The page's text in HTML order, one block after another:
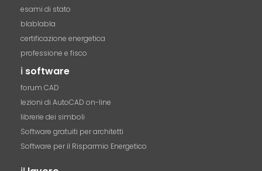
esami di stato
blablabla
certificazione energetica
professione e fisco
i software
forum CAD
lezioni di AutoCAD on-line
librerie dei simboli
Software gratuiti per architetti
Software per il Risparmio Energetico